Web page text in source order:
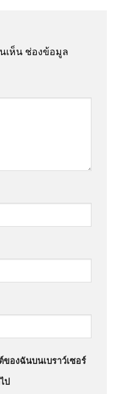
เห็น ช่องข้อมูล
องฉันบนเบราว์เซอร์
ป